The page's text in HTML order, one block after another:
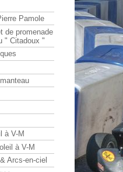
Pamole
de promenade
" Citadoux "
à V-M
à V-M
Arcs-en-ciel